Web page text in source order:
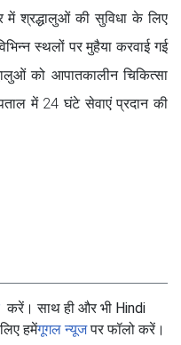
में श्रद्धालुओं की सुविधा के लिए
स्थलों पर मुहैया करवाई गई
को आपातकालीन चिकित्सा
में 24 घंटे सेवाएं प्रदान की
करें। साथ ही और भी Hindi
हमेंगूगल न्यूजपर फॉलो करें।